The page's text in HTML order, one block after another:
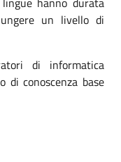
un livello di
di informatica
di conoscenza base